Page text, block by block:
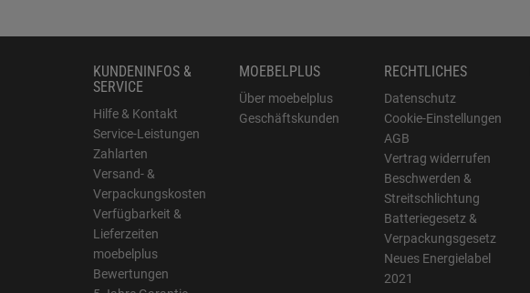
KUNDENINFOS &
SERVICE
Hilfe & Kontakt
Service-Leistungen
Zahlarten
Versand- &
Verpackungskosten
Verfügbarkeit &
Lieferzeiten
moebelplus
Bewertungen
MOEBELPLUS
Über moebelplus
Geschäftskunden
RECHTLICHES
Datenschutz
Cookie-Einstellungen
AGB
Vertrag widerrufen
Beschwerden &
Streitschlichtung
Batteriegesetz &
Verpackungsgesetz
Neues Energielabel
2021